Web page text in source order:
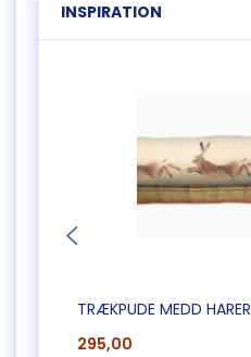
INSPIRATION
TRÆKPUDE MEDD HARER
295,00